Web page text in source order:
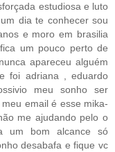
estudiosa e luto
dia te conhecer sou
e moro em brasilia
um pouco perto de
apareceu alguém
foi adriana , eduardo
meu sonho ser
email é esse mika-
me ajudando pelo o
um bom alcance só
desabafa e fique vc